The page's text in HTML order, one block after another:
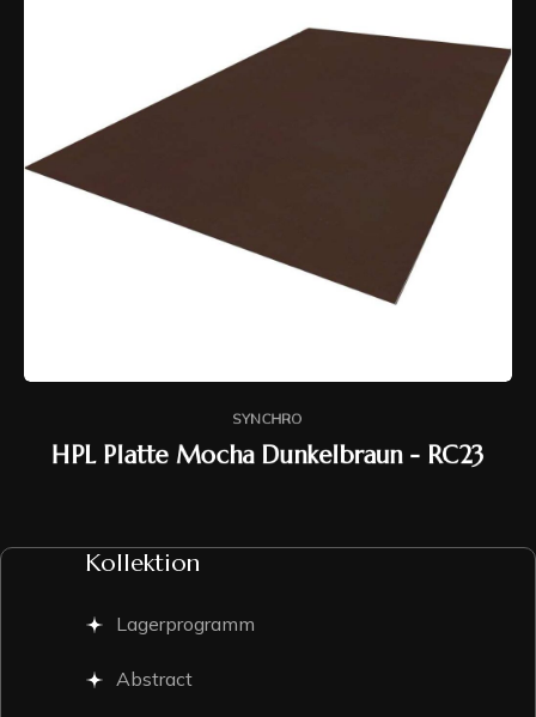
SYNCHRO
HPL Platte Mocha Dunkelbraun - RC23
Kollektion
Lagerprogramm
Abstract